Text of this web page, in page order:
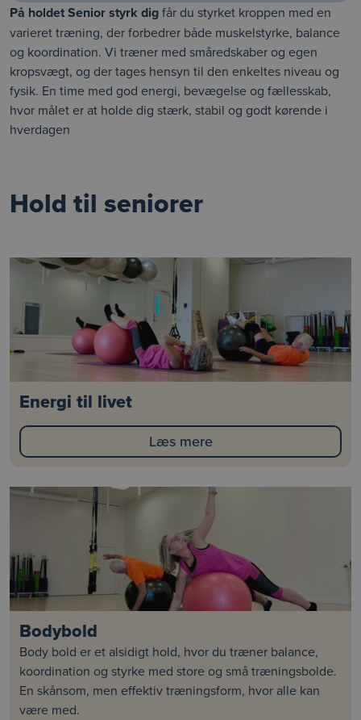
På holdet Senior styrk digfår du styrket kroppen med en
varieret træning, der forbedrer både muskelstyrke, balance
og koordination. Vi træner med småredskaber og egen
kropsvægt, og der tages hensyn til den enkeltes niveau og
fysik. En time med god energi, bevægelse og fællesskab,
hvor målet er at holde dig stærk, stabil og godt kørende i
hverdagen
Hold til seniorer
Energi til livet
Læs mere
Bodybold
Body bold er et alsidigt hold, hvor du træner balance,
koordination og styrke med store og små træningsbolde.
En skånsom, men effektiv træningsform, hvor alle kan
være med.